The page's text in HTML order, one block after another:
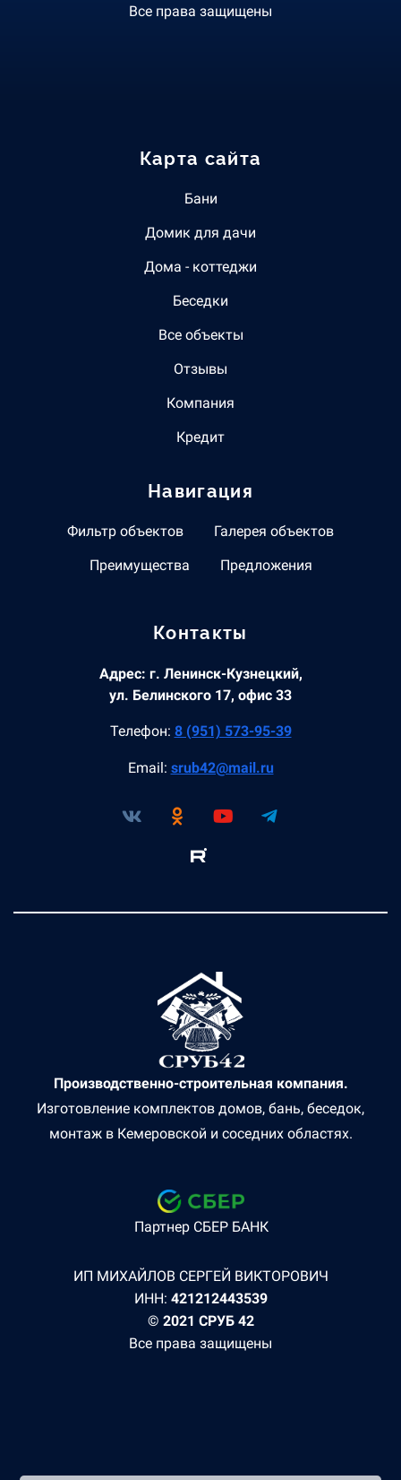
Все права защищены
Карта сайта
Бани
Домик для дачи
Дома - коттеджи
Беседки
Все объекты
Отзывы
Компания
Кредит
Навигация
Фильтр объектов
Галерея объектов
Преимущества
Предложения
Контакты
Адрес: г. Ленинск-Кузнецкий,
ул. Белинского 17, офис 33
Телефон: 8 (951) 573-95-39
Email: srub42@mail.ru
Производственно-строительная компания.
Изготовление комплектов домов, бань, беседок,
монтаж в Кемеровской и соседних областях.
Партнер СБЕР БАНК
ИП МИХАЙЛОВ СЕРГЕЙ ВИКТОРОВИЧ
ИНН: 421212443539
© 2021 СРУБ 42
Все права защищены